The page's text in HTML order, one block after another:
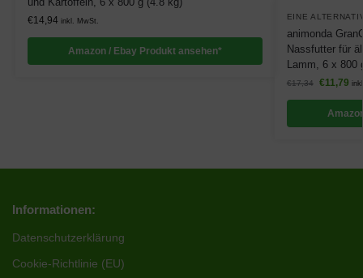
€14,94 inkl. MwSt.
Amazon / Ebay Produkt ansehen*
EINE
animonda
Nassfutter für
Lamm, 6 x 800
€17,34 €11,79
Informationen:
Datenschutzerklärung
Cookie-Richtlinie (EU)